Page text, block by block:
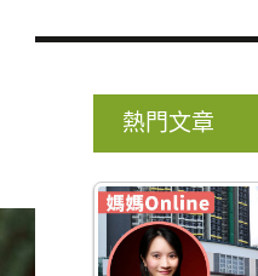
熱門文章